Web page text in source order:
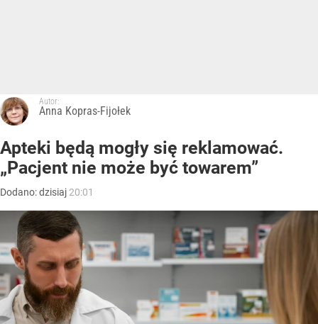
Autor:
Anna Kopras-Fijołek
Apteki będą mogły się reklamować.
„Pacjent nie może być towarem”
Dodano:dzisiaj 20:01